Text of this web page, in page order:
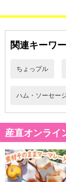
・原産国（最終加
【バルナバのた
辛料、(一部に小
注意事項
【賞味・消費期限
商品到着時点での
のでご了承ください
【キャンセルにつ
関連キーワ
ちょっプル
ハム・ソーセー
産直オンライ